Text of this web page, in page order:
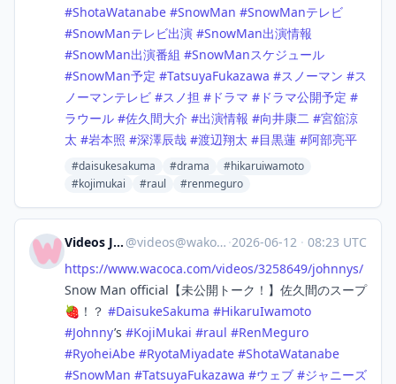
#ShotaWatanabe #SnowMan #SnowManテレビ
#SnowManテレビ出演 #SnowMan出演情報
#SnowMan出演番組 #SnowManスケジュール
#SnowMan予定 #TatsuyaFukazawa #スノーマン #ス
ノーマンテレビ #スノ担 # ドラマ # ドラマ公開予定 #
ラウール #佐久間大介 #出演情報 #向井康二 #宮舘涼
太 #岩本照 #深澤辰哉 #渡辺翔太 #目黒蓮 #阿部亮平
#daisukesakuma #drama
#hikaruiwamoto
#kojimukai
#raul #renmeguro
Videos Japan @videos@wakoka.com ·2026-06-12 · 08:23 UTC
https://www.wacoca.com/videos/3258649/johnnys/
Snow Man official【未公開トーク！】佐久間のスープ
🍓！？ #DaisukeSakuma #HikaruIwamoto
#Johnny’s #KojiMukai #raul #RenMeguro
#RyoheiAbe #RyotaMiyadate #ShotaWatanabe
#SnowMan #TatsuyaFukazawa #ウェブ #ジャニーズ